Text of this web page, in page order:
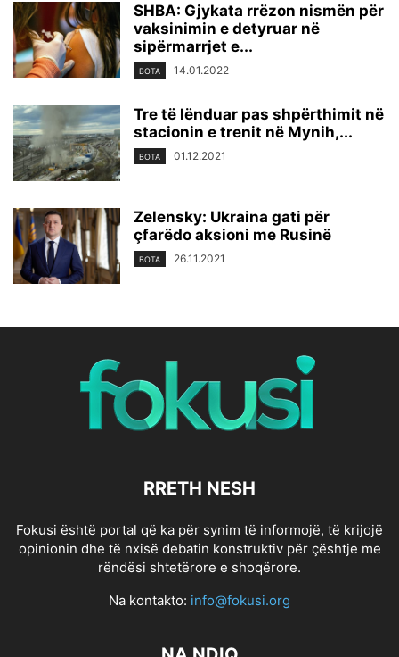
SHBA: Gjykata rrëzon nismën për
vaksinimin e detyruar në
sipërmarrjet e...
BOTA 14.01.2022
Tre të lënduar pas shpërthimit në
stacionin e trenit në Mynih,...
BOTA 01.12.2021
Zelensky: Ukraina gati për
çfarëdo aksioni me Rusinë
BOTA 26.11.2021
RRETH NESH
Fokusi është portal që ka për synim të informojë, të krijojë
opinionin dhe të nxisë debatin konstruktiv për çështje me
rëndësi shtetërore e shoqërore.
Na kontakto: info@fokusi.org